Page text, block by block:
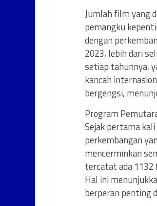
Jumlah film yang
pemangku
dengan
2023, lebih dari
setiap tahunnya,
kancah
bergengsi,
Program
Sejak pertama
perkembangan
mencerminkan
tercatat ada 1132
Hal ini
berperan penting